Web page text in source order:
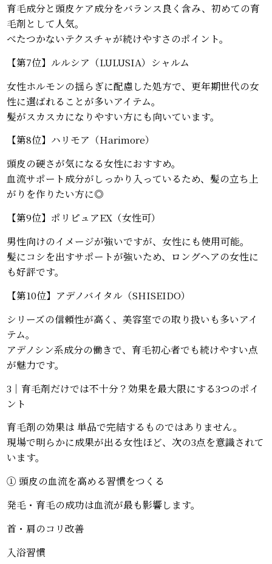
育毛成分と頭皮ケア成分をバランス良く含み、初めての育
毛剤として人気。
べたつかないテクスチャが続けやすさのポイント。
【第7位】ルルシア（LULUSIA）シャルム
女性ホルモンの揺らぎに配慮した処方で、更年期世代の女
性に選ばれることが多いアイテム。
髪がスカスカになりやすい方にも向いています。
【第8位】ハリモア（Harimore）
頭皮の硬さが気になる女性におすすめ。
血流サポート成分がしっかり入っているため、髪の立ち上
がりを作りたい方に◎
【第9位】ポリピュアEX（女性可）
男性向けのイメージが強いですが、女性にも使用可能。
髪にコシを出すサポートが強いため、ロングヘアの女性に
も好評です。
【第10位】アデノバイタル（SHISEIDO）
シリーズの信頼性が高く、美容室での取り扱いも多いアイ
テム。
アデノシン系成分の働きで、育毛初心者でも続けやすい点
が魅力です。
3｜育毛剤だけでは不十分？効果を最大限にする3つのポイ
ント
育毛剤の効果は 単品で完結するものではありません。
現場で明らかに成果が出る女性ほど、次の3点を意識されて
います。
① 頭皮の血流を高める習慣をつくる
発毛・育毛の成功は血流が最も影響します。
首・肩のコリ改善
入浴習慣